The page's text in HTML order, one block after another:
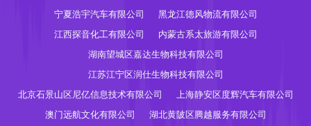
宁夏浩宇汽车有限公司
黑龙江德风物流有限公司
江西探音化工有限公司
内蒙古系太旅游有限公司
湖南望城区嘉达生物科技有限公司
江苏江宁区润仕生物科技有限公司
北京石景山区尼亿信息技术有限公司
上海静安区度辉汽车有限公司
澳门远航文化有限公司
湖北黄陂区腾越服务有限公司